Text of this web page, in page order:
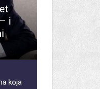
i
koja